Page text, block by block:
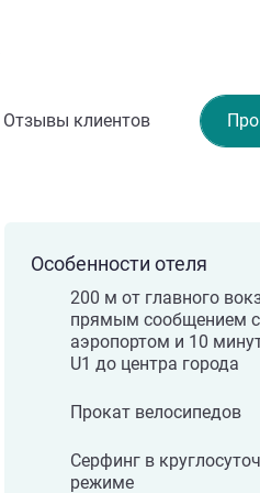
Отзывы клиентов
Особенности отеля
200 м от главного
прямым сообщением с
аэропортом и 10
U1 до центра города
Прокат велосипедов
Серфинг в
режиме